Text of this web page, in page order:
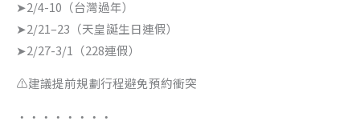
➤2/4-10（台灣過年）
➤2/21–23（天皇誕生日連假）
➤2/27-3/1（228連假）
⚠️建議提前規劃行程避免預約衝突
・・・・・・・・